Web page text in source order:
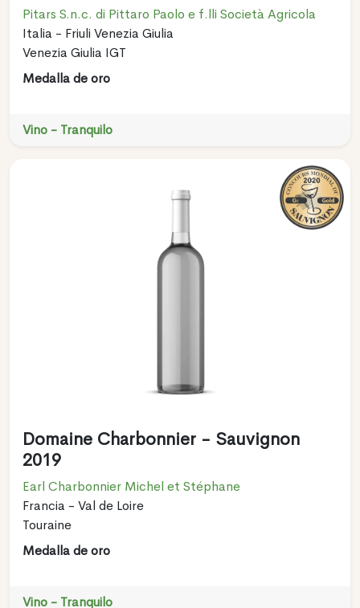
Pitars S.n.c. di Pittaro Paolo e f.lli Società Agricola
Italia - Friuli Venezia Giulia
Venezia Giulia IGT
Medalla de oro
Vino - Tranquilo
Domaine Charbonnier - Sauvignon
2019
Earl Charbonnier Michel et Stéphane
Francia - Val de Loire
Touraine
Medalla de oro
Vino - Tranquilo